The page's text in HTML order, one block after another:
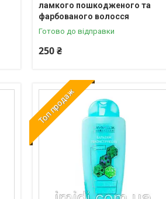
ламкого пошкодженого та
фарбованого волосся
Готово до відправки
250 ₴
Топ продаж